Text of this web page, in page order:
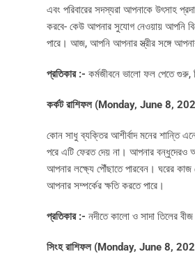
এবং পরিবারের সদস্যরা আপনাকে উৎসাহ
করবে- কেউ আপনার সুযোগ নেওয়ায় আপনি
পারে। আজ, আপনি আপনার স্ত্রীর সঙ্গে আপনার
প্রতিকার :- কর্মজীবনে ভালো ফল পেতে গুরু,
কর্কট রাশিফল (Monday, June 8,
কোন সাধু ব্যক্তির আশীর্বাদ মনের শান্তি
পরে এটি ফেরত দেয় না। আপনার বন্ধুদেরও
আপনার লক্ষ্যে পৌঁছাতে পারবেন। ঘরের
আপনার সম্পর্কের ক্ষতি করতে পারে।
প্রতিকার :- নদীতে কালো ও সাদা তিলের
সিংহ রাশিফল (Monday, June 8,